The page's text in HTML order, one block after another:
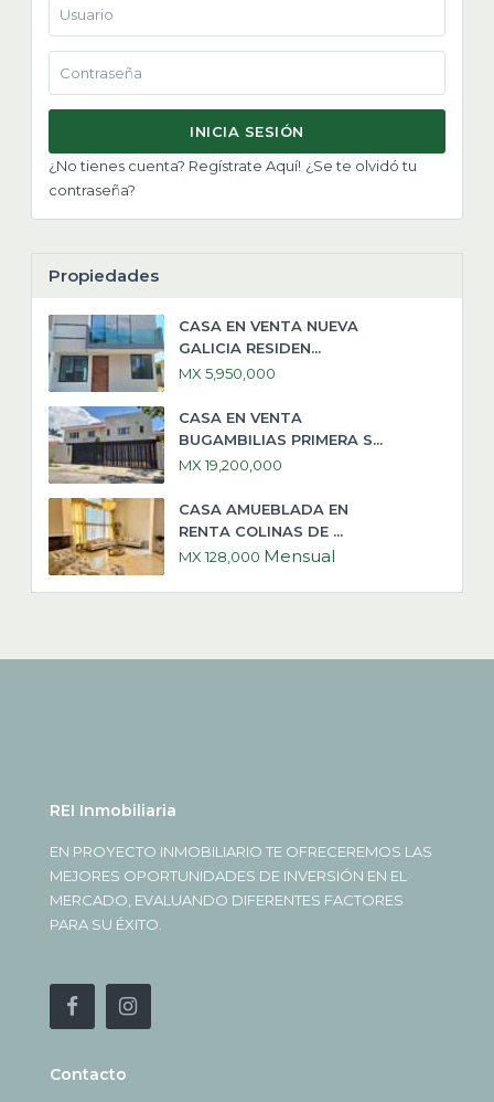
INICIA SESIÓN
¿No tienes cuenta? Regístrate Aquí! ¿Se te olvidó tu
contraseña?
Propiedades
CASA EN VENTA NUEVA
GALICIA RESIDEN...
MX 5,950,000
CASA EN VENTA
BUGAMBILIAS PRIMERA S...
MX 19,200,000
CASA AMUEBLADA EN
RENTA COLINAS DE ...
MX 128,000 Mensual
REI Inmobiliaria
EN PROYECTO INMOBILIARIO TE OFRECEREMOS LAS
MEJORES OPORTUNIDADES DE INVERSIÓN EN EL
MERCADO, EVALUANDO DIFERENTES FACTORES
PARA SU ÉXITO.
Contacto